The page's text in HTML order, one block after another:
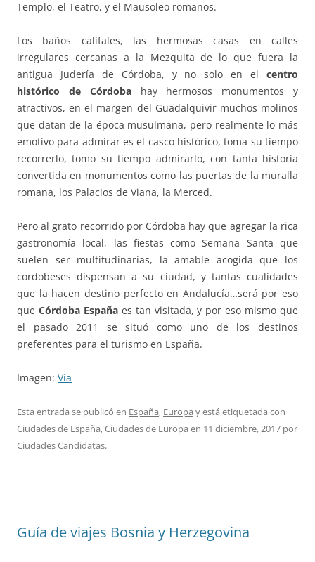
Templo, el Teatro, y el Mausoleo romanos.
Los baños califales, las hermosas casas en calles
irregulares cercanas a la Mezquita de lo que fuera la
antigua Judería de Córdoba, y no solo en el centro
histórico de Córdoba hay hermosos monumentos y
atractivos, en el margen del Guadalquivir muchos molinos
que datan de la época musulmana, pero realmente lo más
emotivo para admirar es el casco histórico, toma su tiempo
recorrerlo, tomo su tiempo admirarlo, con tanta historia
convertida en monumentos como las puertas de la muralla
romana, los Palacios de Viana, la Merced.
Pero al grato recorrido por Córdoba hay que agregar la rica
gastronomía local, las fiestas como Semana Santa que
suelen ser multitudinarias, la amable acogida que los
cordobeses dispensan a su ciudad, y tantas cualidades
que la hacen destino perfecto en Andalucía…será por eso
que Córdoba España es tan visitada, y por eso mismo que
el pasado 2011 se situó como uno de los destinos
preferentes para el turismo en España.
Imagen: Vía
Esta entrada se publicó en España, Europa y está etiquetada con
Ciudades de España,Ciudades de Europa en 11 diciembre, 2017 por
Ciudades Candidatas.
Guía de viajes Bosnia y Herzegovina